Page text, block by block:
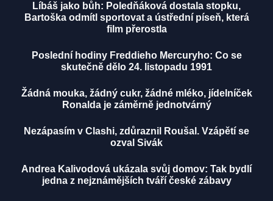
Líbáš jako bůh: Poledňáková dostala stopku,
Bartoška odmítl sportovat a ústřední píseň, která
film přerostla
Poslední hodiny Freddieho Mercuryho: Co se
skutečně dělo 24. listopadu 1991
Žádná mouka, žádný cukr, žádné mléko, jídelníček
Ronalda je záměrně jednotvárný
Nezápasím v Clashi, zdůraznil Roušal. Vzápětí se
ozval Sivák
Andrea Kalivodová ukázala svůj domov: Tak bydlí
jedna z nejznámějších tváří české zábavy